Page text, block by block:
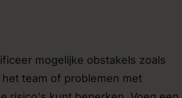
mogelijke obstakels zoals
team of problemen met